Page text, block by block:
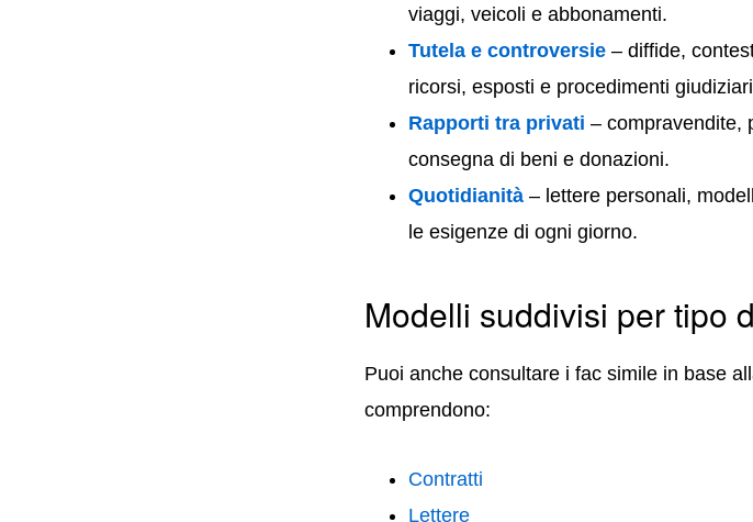
viaggi, veicoli e abbonamenti.
Tutela e controversie – diffide,
ricorsi, esposti e procedimenti
Rapporti tra privati – compravendite,
consegna di beni e donazioni.
Quotidianità – lettere personali,
le esigenze di ogni giorno.
Modelli suddivisi per tipo
Puoi anche consultare i fac simile in base
comprendono:
Contratti
Lettere